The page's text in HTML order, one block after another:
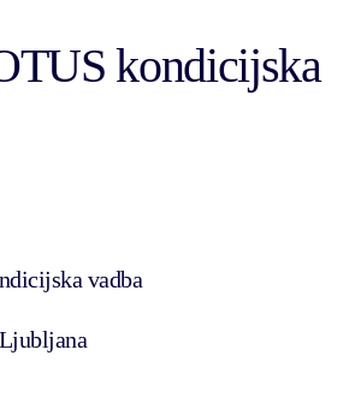
kondicijska
vadba